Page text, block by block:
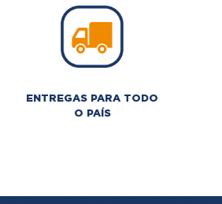
ENTREGAS PARA TODO
O PAÍS